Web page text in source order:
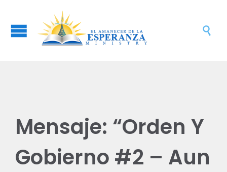

Mensaje: “Orden Y
Gobierno #2 – Aun